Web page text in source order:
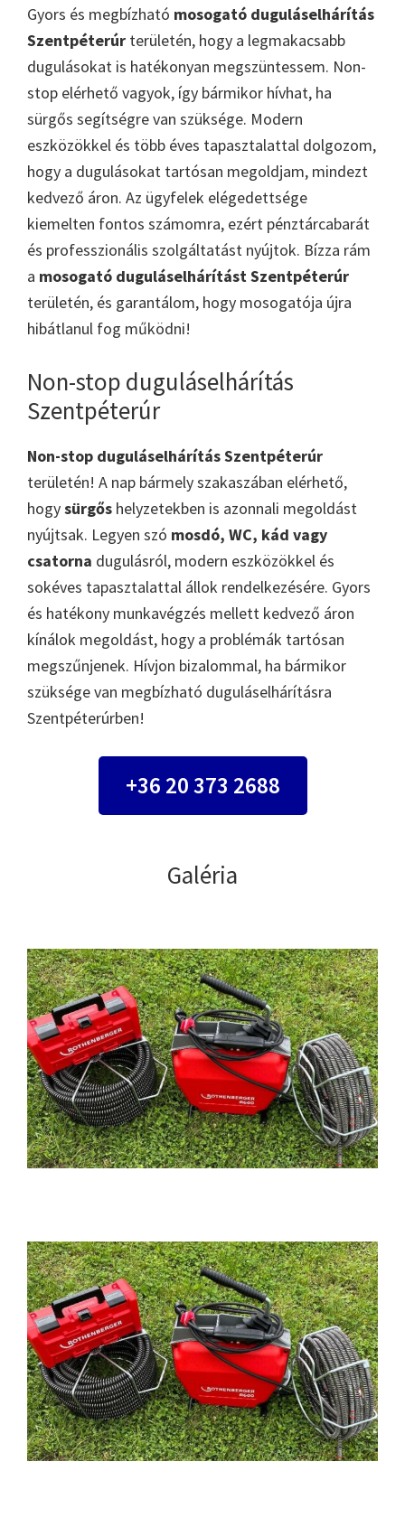
Gyors és megbízható mosogató duguláselhárítás
Szentpéterúr területén, hogy a legmakacsabb
dugulásokat is hatékonyan megszüntessem. Non-
stop elérhető vagyok, így bármikor hívhat, ha
sürgős segítségre van szüksége. Modern
eszközökkel és több éves tapasztalattal dolgozom,
hogy a dugulásokat tartósan megoldjam, mindezt
kedvező áron. Az ügyfelek elégedettsége
kiemelten fontos számomra, ezért pénztárcabarát
és professzionális szolgáltatást nyújtok. Bízza rám
a mosogató duguláselhárítást Szentpéterúr
területén, és garantálom, hogy mosogatója újra
hibátlanul fog működni!
Non-stop duguláselhárítás
Szentpéterúr
Non-stop duguláselhárítás Szentpéterúr
területén! A nap bármely szakaszában elérhető,
hogysürgős helyzetekben is azonnali megoldást
nyújtsak. Legyen szó mosdó, WC, kád vagy
csatorna dugulásról, modern eszközökkel és
sokéves tapasztalattal állok rendelkezésére. Gyors
és hatékony munkavégzés mellett kedvező áron
kínálok megoldást, hogy a problémák tartósan
megszűnjenek. Hívjon bizalommal, ha bármikor
szüksége van megbízható duguláselhárításra
Szentpéterúrben!
+36 20 373 2688
Galéria